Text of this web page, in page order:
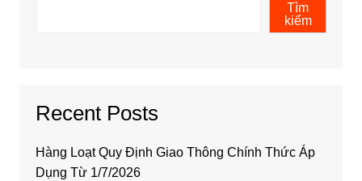
Tìm
kiếm
Recent Posts
Hàng Loạt Quy Định Giao Thông Chính Thức Áp
Dụng Từ 1/7/2026